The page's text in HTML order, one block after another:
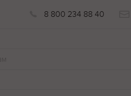
8 800 234 88 40